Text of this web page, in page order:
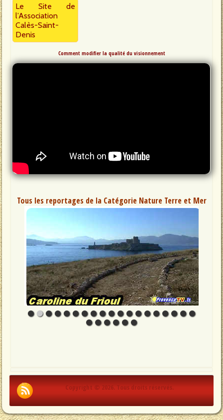
Le Site de
l’Association
Calès-Saint-
Denis
Comment modifier la qualité du visionnement
Tous les reportages de la Catégorie Nature Terre et Mer
Copyright © 2026. Tous droits réservés.